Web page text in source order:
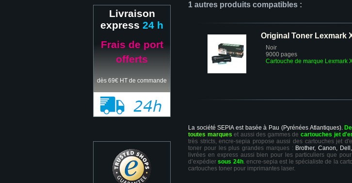
Livraison
express 24 h
Frais de port
offerts
dès 69€ HT de commande
1 autres produits compatibles :
Original Toner Lexmark
Noir
9000 pages
Cartouche de marque Lexmark
La société SEPIA est basée à Pau (Pyrénées Atlantiques).
toutes marques et aussi des gammes decartouches jet
très stricts, encre-sepia propose aussi des cartouches jet
toner pour les plus grandes marques : Brother, Canon,
livrées en express aussi bien pour les particuliers que
d’expédiersous 24h. encre-sepia est le spécialiste de la
cartouches toner pour imprimantes laser.